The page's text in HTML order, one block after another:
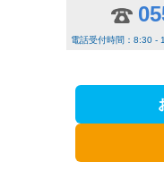
電話受付時間：8:30 -